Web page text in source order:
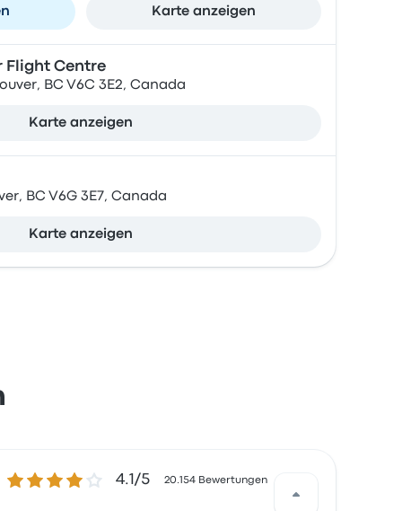
Karte anzeigen
Flight Centre
BC V6C 3E2, Canada
Karte anzeigen
BC V6G 3E7, Canada
Karte anzeigen
4.1 von 5 Sternen4.1/5 20.154 Bewertungen